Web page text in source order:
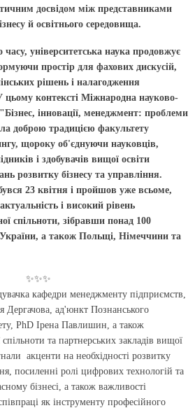
досвідом між представниками
й освітнього середовища.
університетська наука продовжує
простір для фахових дискусій,
рішень і налагодження
цьому контексті Міжнародна науково-
інновації, менеджмент: проблеми
доброю традицією факультету
щороку об'єднуючи науковців,
і здобувачів вищої освіти
розвитку бізнесу та управління.
23 квітня і пройшов уже всьоме,
і високий рівень
спільноти, зібравши понад 100
України, а також Польщі, Німеччини та
✨✨✨
кафедри менеджменту підприємств,
Дергачова, ад'юнкт Познанського
PhD Ірена Павлишин, а також
та партнер­ських закладів вищої
акценти на необхідності розвитку
посиленні ролі цифрових технологій та
бізнесі, а також важливості
як інструменту професійного